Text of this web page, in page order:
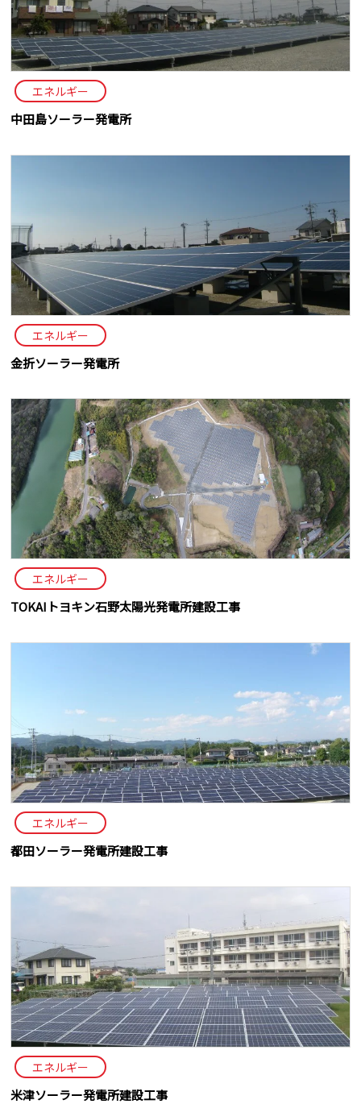
エネルギー
中田島ソーラー発電所
エネルギー
金折ソーラー発電所
エネルギー
TOKAIトヨキン石野太陽光発電所建設工事
エネルギー
都田ソーラー発電所建設工事
エネルギー
米津ソーラー発電所建設工事